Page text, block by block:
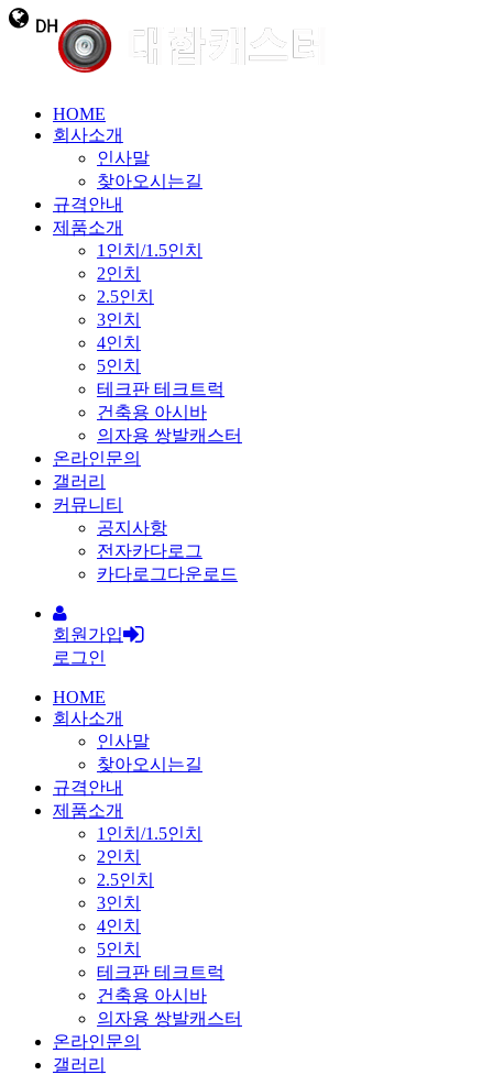
HOME
회사소개
인사말
찾아오시는길
규격안내
제품소개
1인치/1.5인치
2인치
2.5인치
3인치
4인치
5인치
테크판 테크트럭
건축용 아시바
의자용 쌍발캐스터
온라인문의
갤러리
커뮤니티
공지사항
전자카다로그
카다로그다운로드
회원가입
로그인
HOME
회사소개
인사말
찾아오시는길
규격안내
제품소개
1인치/1.5인치
2인치
2.5인치
3인치
4인치
5인치
테크판 테크트럭
건축용 아시바
의자용 쌍발캐스터
온라인문의
갤러리